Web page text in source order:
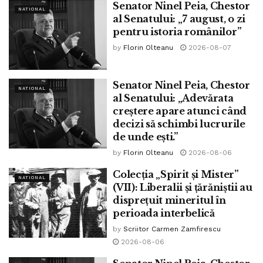
Așezământul a fost ctitorit de către una dintre cele mai
respectate figuri ale ortodoxiei românești, părintele Iustin
Pârvu, lăcașul de cult fiind dedicat cinstirii memoriei
martirilor închisorilor comuniste.
NATIONAL
Senator Ninel Peia, Chestor
al Senatului: „7 august, o zi
pentru istoria românilor”
by Florin Olteanu 2026-08-07
NATIONAL
Senator Ninel Peia, Chestor
al Senatului: „Adevărata
creștere apare atunci când
decizi să schimbi lucrurile
de unde ești.”
by Florin Olteanu 2026-08-06
NATIONAL
Colecția „Spirit și Mister”
(VII): Liberalii și țărăniștii au
disprețuit mineritul în
perioada interbelică
by Scriitor Carmen Zamfirescu
2026-08-06